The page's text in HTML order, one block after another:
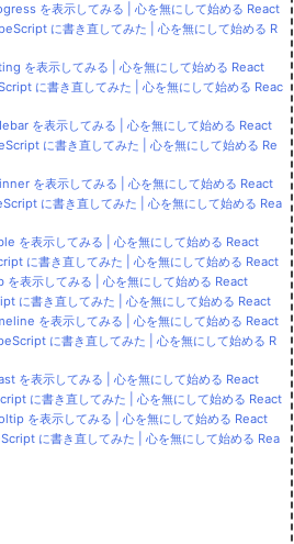
を表示してみる | 心を無にして始める React
に書き直してみた | 心を無にして始める R
を表示してみる | 心を無にして始める React
に書き直してみた | 心を無にして始める Reac
を表示してみる | 心を無にして始める React
に書き直してみた | 心を無にして始める Re
を表示してみる | 心を無にして始める React
に書き直してみた | 心を無にして始める Rea
を表示してみる | 心を無にして始める React
に書き直してみた | 心を無にして始める React
表示してみる | 心を無にして始める React
に書き直してみた | 心を無にして始める React
を表示してみる | 心を無にして始める React
に書き直してみた | 心を無にして始める R
を表示してみる | 心を無にして始める React
に書き直してみた | 心を無にして始める React
を表示してみる | 心を無にして始める React
に書き直してみた | 心を無にして始める Rea